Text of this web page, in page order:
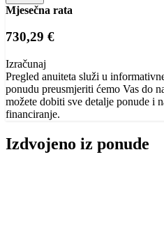
Mjesečna rata
730,29 €
Izračunaj
Pregled anuiteta služi u
ponudu preusmjeriti ćemo Vas do
možete dobiti sve detalje ponude i
financiranje.
Izdvojeno iz ponude